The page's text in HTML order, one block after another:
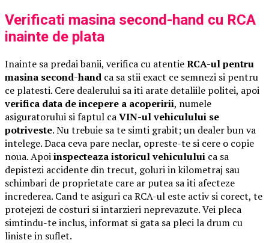
Verificati masina second-hand cu RCA
inainte de plata
Inainte sa predai banii, verifica cu atentieRCA-ul pentru
masina second-hand ca sa stii exact ce semnezi si pentru
ce platesti. Cere dealerului sa iti arate detaliile politei, apoi
verifica data de incepere a acoperirii, numele
asiguratorului si faptul caVIN-ul vehiculului se
potriveste. Nu trebuie sa te simti grabit; un dealer bun va
intelege. Daca ceva pare neclar, opreste-te si cere o copie
noua. Apoiinspecteaza istoricul vehiculului ca sa
depistezi accidente din trecut, goluri in kilometraj sau
schimbari de proprietate care ar putea sa iti afecteze
increderea. Cand te asiguri ca RCA-ul este activ si corect, te
protejezi de costuri si intarzieri neprevazute. Vei pleca
simtindu-te inclus, informat si gata sa pleci la drum cu
liniste in suflet.